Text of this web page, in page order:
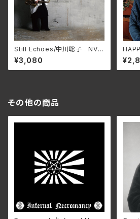
Still Echoes/中川聡子 NVR
C-2958(仕様:CD)
¥3,080
s/金
様
その他の商品